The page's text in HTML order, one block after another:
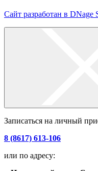
Сайт разработан в DNage
Записаться на личный
8 (8617) 613-106
или по адресу: